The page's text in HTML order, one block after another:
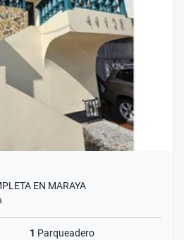
EN MARAYA
1 Parqueadero